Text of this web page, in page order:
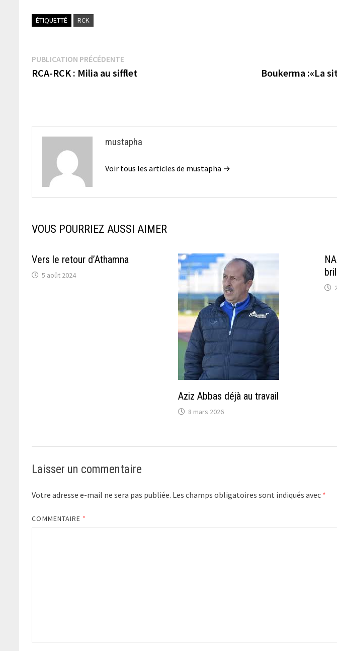
ÉTIQUETTÉ RCK
Navigation
de
PUBLICATION PRÉCÉDENTEPublication
précédente :
RCA-RCK : Milia au sifflet
Boukerma :«La
mustapha
Voir tous les articles de mustapha →
VOUS POURRIEZ AUSSI AIMER
Vers le retour d’Athamna
5 août 2024
Aziz Abbas déjà au travail
8 mars 2026
Laisser un commentaire
Votre adresse e-mail ne sera pas publiée. Les champs obligatoires sont indiqués avec *
COMMENTAIRE *